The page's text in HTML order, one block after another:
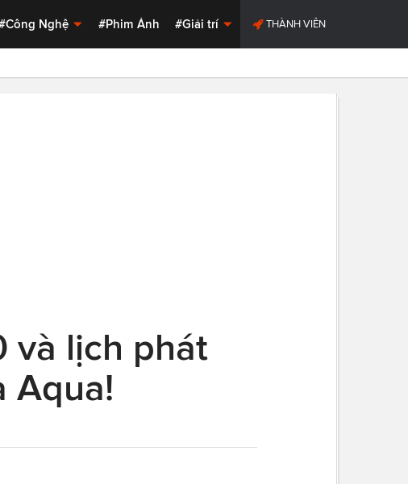
Nghệ #Phim Ảnh #Giải trí THÀNH VIÊN
và lịch phát
Aqua!